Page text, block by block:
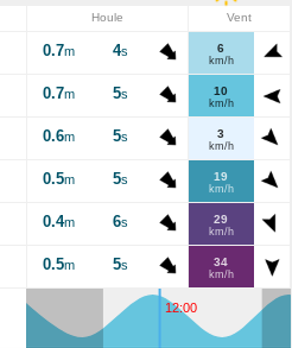
Houle Vent
0.7m 4s 6
km/h
0.7m 5s 10
km/h
0.6m 5s 3
km/h
0.5m 5s 19
km/h
0.4m 6s 29
km/h
0.5m 5s 34
km/h
12:00